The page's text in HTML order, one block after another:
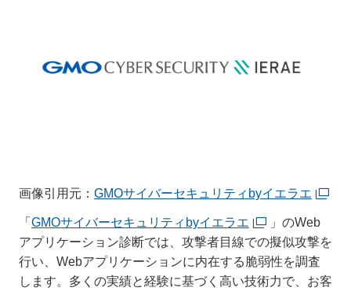
画像引用元： GMOサイバーセキュリティbyイエラエ
「 GMOサイバーセキュリティbyイエラエ
」のWeb
アプリケーション診断では、攻撃者目線での擬似攻撃を
行い、Webアプリケーションに内在する脆弱性を調査
します。多くの実績と経験に基づく高い技術力で、お客